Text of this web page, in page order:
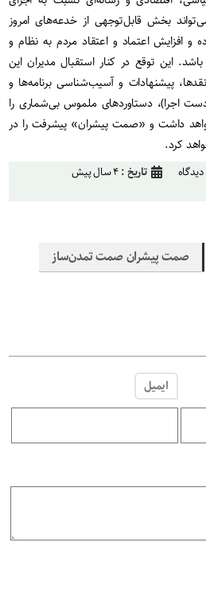
بخش قابل‌توجهی از خدعه‌های امروز
و افزایش اعتماد و اعتقاد مردم به نظام و
این توقع در کنار استقبال مدیران این
پیشنهادات و آسیب‌شناسی برنامه‌ها و
دست اجرا)، دستاوردهای ملموس بی‌شماری را
داشت و «صمت پیشران» پیشرفت را در
کرد.
دیدگاه تاریخ :۴ سال پیش
صمت پیشران صمت تمدن‌ساز
ایمیل